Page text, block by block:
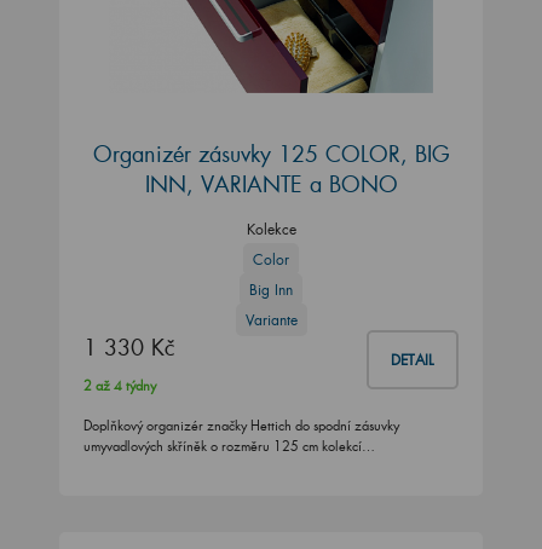
Organizér zásuvky 125 COLOR, BIG
INN, VARIANTE a BONO
Kolekce
Color
Big Inn
Variante
1 330 Kč DETAIL
2 až 4 týdny
Doplňkový organizér značky Hettich do spodní zásuvky
umyvadlových skříněk o rozměru 125 cm kolekcí…